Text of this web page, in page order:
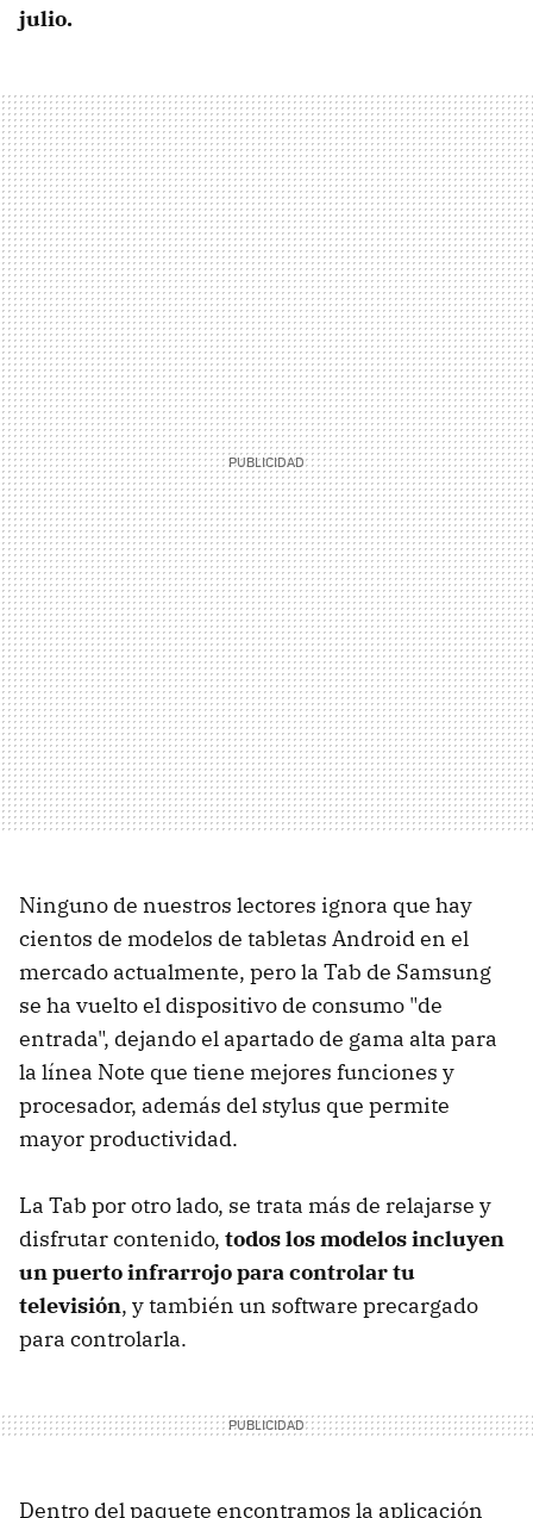
julio.
Ninguno de nuestros lectores ignora que hay
cientos de modelos de tabletas Android en el
mercado actualmente, pero la Tab de Samsung
se ha vuelto el dispositivo de consumo "de
entrada", dejando el apartado de gama alta para
la línea Note que tiene mejores funciones y
procesador, además del stylus que permite
mayor productividad.
La Tab por otro lado, se trata más de relajarse y
disfrutar contenido, todos los modelos incluyen
un puerto infrarrojo para controlar tu
televisión, y también un software precargado
para controlarla.
Dentro del paquete encontramos la aplicación